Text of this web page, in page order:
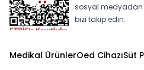
sosyal medyadan
bizi takip edin.
Medikal ÜrünlerOed CihazıSüt